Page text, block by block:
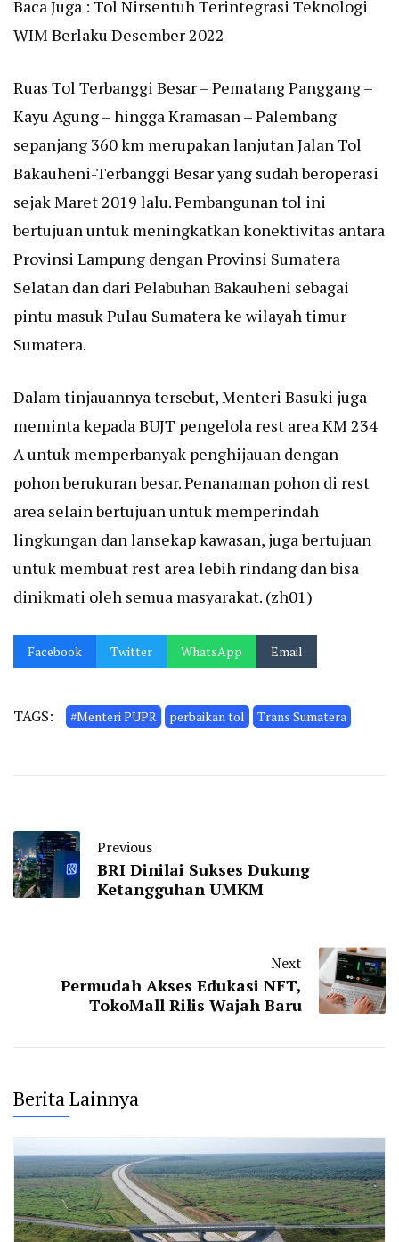
Baca Juga : Tol Nirsentuh Terintegrasi Teknologi
WIM Berlaku Desember 2022
Ruas Tol Terbanggi Besar – Pematang Panggang –
Kayu Agung – hingga Kramasan – Palembang
sepanjang 360 km merupakan lanjutan Jalan Tol
Bakauheni-Terbanggi Besar yang sudah beroperasi
sejak Maret 2019 lalu. Pembangunan tol ini
bertujuan untuk meningkatkan konektivitas antara
Provinsi Lampung dengan Provinsi Sumatera
Selatan dan dari Pelabuhan Bakauheni sebagai
pintu masuk Pulau Sumatera ke wilayah timur
Sumatera.
Dalam tinjauannya tersebut, Menteri Basuki juga
meminta kepada BUJT pengelola rest area KM 234
A untuk memperbanyak penghijauan dengan
pohon berukuran besar. Penanaman pohon di rest
area selain bertujuan untuk memperindah
lingkungan dan lansekap kawasan, juga bertujuan
untuk membuat rest area lebih rindang dan bisa
dinikmati oleh semua masyarakat. (zh01)
Facebook Twitter WhatsApp Email
TAGS: #Menteri PUPR perbaikan tol Trans Sumatera
Previous
BRI Dinilai Sukses Dukung
Ketangguhan UMKM
Next
Permudah Akses Edukasi NFT,
TokoMall Rilis Wajah Baru
Berita Lainnya